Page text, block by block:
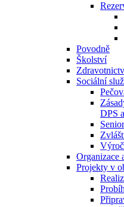
Povodně
Školství
Sociální
DPS
Organizace
Projekty v